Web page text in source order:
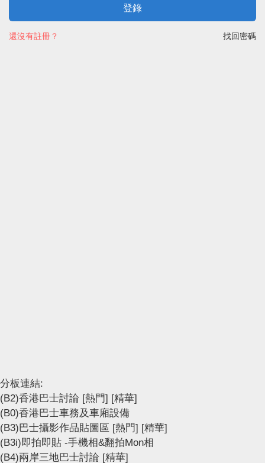
登錄
找回密碼
還沒有註冊？
分板連結:
(B2)香港巴士討論 [熱門] [精華]
(B0)香港巴士車務及車廂設備
(B3)巴士攝影作品貼圖區 [熱門] [精華]
(B3i)即拍即貼 -手機相&翻拍Mon相
(B4)兩岸三地巴士討論 [精華]